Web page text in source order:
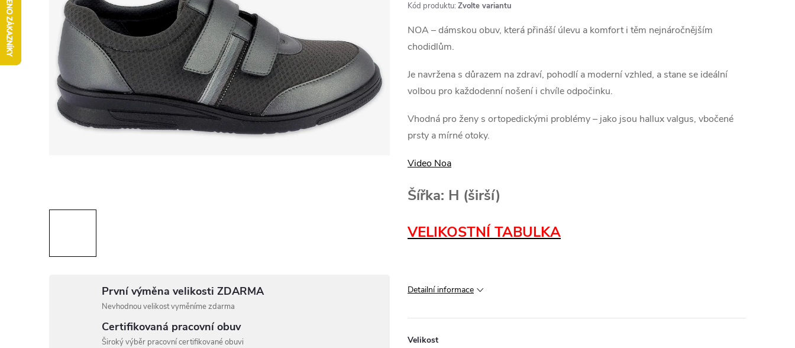
První výměna velikosti ZDARMA
Nevhodnou velikost vyměníme zdarma
Certifikovaná pracovní obuv
Široký výběr pracovní certifikované obuvi
Kód produktu: Zvolte variantu
NOA – dámskou obuv, která přináší úlevu a komfort i těm nejnáročnějším
chodidlům.
Je navržena s důrazem na zdraví, pohodlí a moderní vzhled, a stane se ideální
volbou pro každodenní nošení i chvíle odpočinku.
Vhodná pro ženy s ortopedickými problémy – jako jsou hallux valgus, vbočené
prsty a mírné otoky.
Video Noa
Šířka: H (širší)
VELIKOSTNÍ TABULKA
Detailní informace
Velikost